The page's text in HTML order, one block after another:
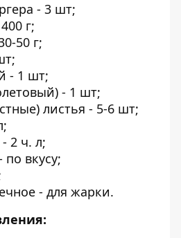
- 3 шт;
г;
50 г;
- 1 шт;
- 1 шт;
листья - 5-6 шт;
2 ч. л;
вкусу;
- для жарки.